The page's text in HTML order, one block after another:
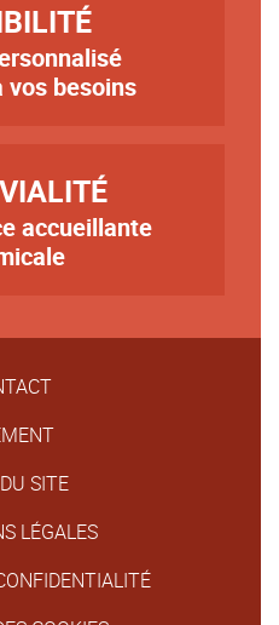
vos besoins
accueillante
SITE
LÉGALES